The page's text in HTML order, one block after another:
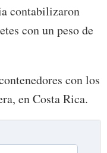
contabilizaron
con un peso de
con los
en Costa Rica.